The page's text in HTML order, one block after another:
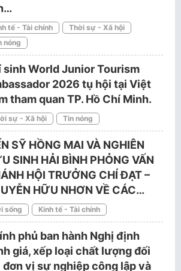
tế - Tài chính
Thời sự - Xã hội
nóng
sinh World Junior Tourism
2026 tụ hội tại Việt
tham quan TP. Hồ Chí Minh.
sự - Xã hội Tin nóng
SỸ HỒNG MAI VÀ NGHIÊN
SINH HẢI BÌNH PHỎNG VẤN
HỘI TRƯỞNG CHÍ ĐẠT –
HỮU NHƠN VỀ CÁC…
sống Kinh tế - Tài chính
phủ ban hành Nghị định
giá, xếp loại chất lượng đối
đơn vị sự nghiệp công lập và